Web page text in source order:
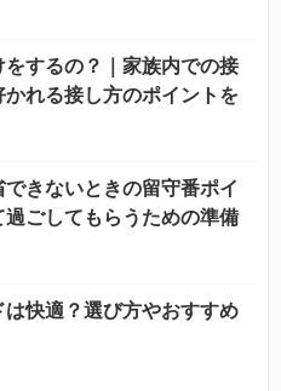
するの？｜家族内での接
かれる接し方のポイントを
きないときの留守番ポイ
過ごしてもらうための準備
快適？選び方やおすすめ